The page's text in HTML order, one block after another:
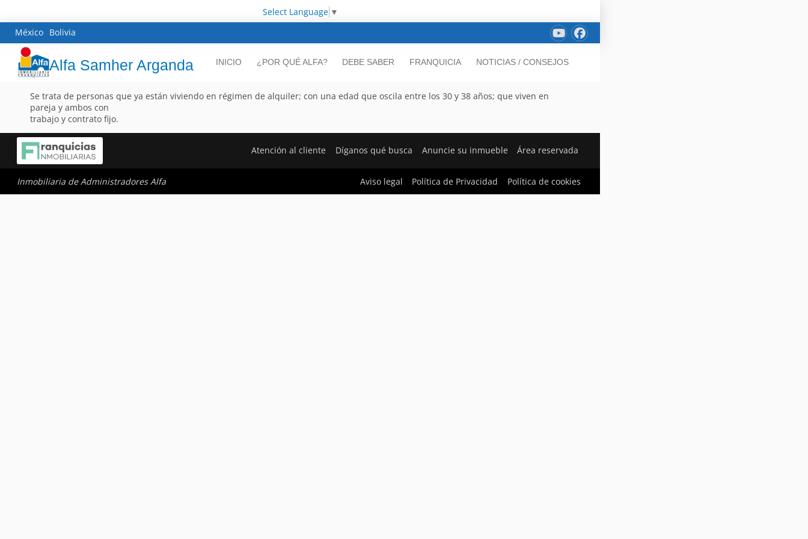
Select Language ▼
México Bolivia
Alfa Samher Arganda INICIO ¿POR QUÉ ALFA? DEBE SABER FRANQUICIA NOTICIAS / CONSEJOS
Se trata de personas que ya están viviendo en régimen de alquiler; con una edad que oscila entre los 30 y 38 años; que viven en
pareja y ambos con
trabajo y contrato fijo.
Atención al cliente Díganos qué busca Anuncie su inmueble Área reservada
Inmobiliaria de Administradores Alfa Aviso legal Política de Privacidad Política de cookies